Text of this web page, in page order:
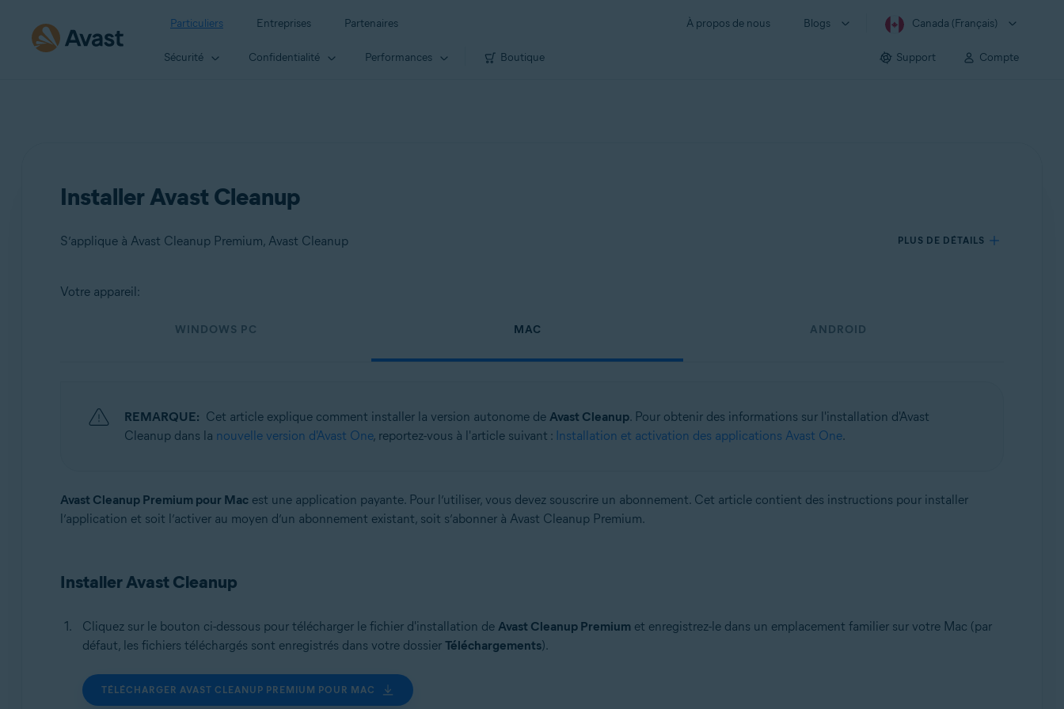
Particuliers Entreprises Partenaires À propos de nous Blogs Canada (Français)
Sécurité Confidentialité Performances Boutique Support Compte
Installer Avast Cleanup
S’applique à Avast Cleanup Premium, Avast Cleanup PLUS DE DÉTAILS
Avast Cleanup Premium
Windows, macOS et Android
Votre appareil:
WINDOWS PC MAC ANDROID
REMARQUE: Cet article explique comment installer la version autonome de Avast Cleanup. Pour obtenir des informations sur l'installation d'Avast
Cleanup dans la nouvelle version d'Avast One, reportez-vous à l'article suivant : Installation et activation des applications Avast One.
Avast Cleanup Premium pour Macest une application payante. Pour l’utiliser, vous devez souscrire un abonnement. Cet article contient des instructions pour installer
l’application et soit l’activer au moyen d’un abonnement existant, soit s’abonner à Avast Cleanup Premium.
Installer Avast Cleanup
Cliquez sur le bouton ci-dessous pour télécharger le fichier d'installation de Avast Cleanup Premium et enregistrez-le dans un emplacement familier sur votre Mac (par
défaut, les fichiers téléchargés sont enregistrés dans votre dossier Téléchargements).
TÉLÉCHARGER AVAST CLEANUP PREMIUM POUR MAC